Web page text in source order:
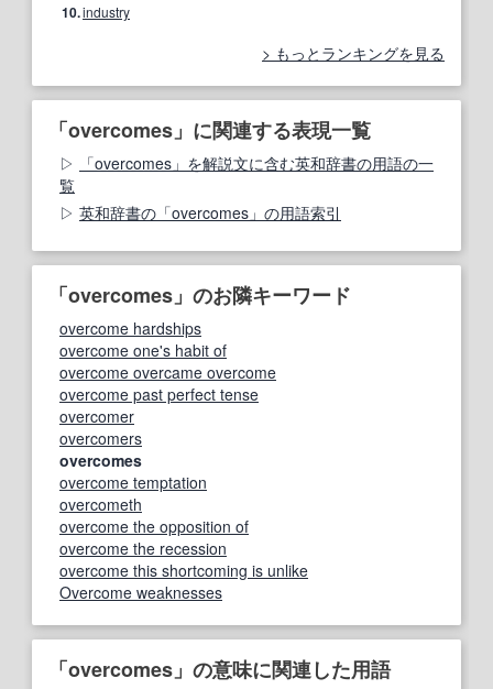
10.industry
もっとランキングを見る
「overcomes」に関連する表現一覧
「overcomes」を解説文に含む英和辞書の用語の一
覧
英和辞書の「overcomes」の用語索引
「overcomes」のお隣キーワード
overcome hardships
overcome one's habit of
overcome overcame overcome
overcome past perfect tense
overcomer
overcomers
overcomes
overcome temptation
overcometh
overcome the opposition of
overcome the recession
overcome this shortcoming is unlike
Overcome weaknesses
「overcomes」の意味に関連した用語